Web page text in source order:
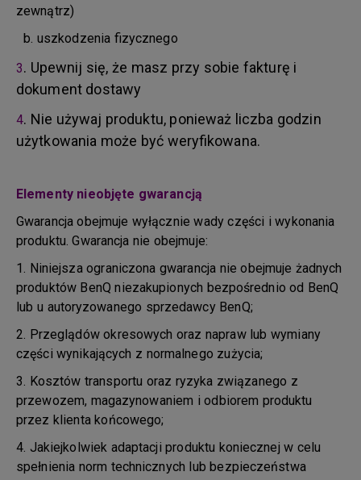
zewnątrz)
b. uszkodzenia fizycznego
3. Upewnij się, że masz przy sobie fakturę i
dokument dostawy
4. Nie używaj produktu, ponieważ liczba godzin
użytkowania może być weryfikowana.
Elementy nieobjęte gwarancją
Gwarancja obejmuje wyłącznie wady części i wykonania
produktu. Gwarancja nie obejmuje:
1. Niniejsza ograniczona gwarancja nie obejmuje żadnych
produktów BenQ niezakupionych bezpośrednio od BenQ
lub u autoryzowanego sprzedawcy BenQ;
2. Przeglądów okresowych oraz napraw lub wymiany
części wynikających z normalnego zużycia;
3. Kosztów transportu oraz ryzyka związanego z
przewozem, magazynowaniem i odbiorem produktu
przez klienta końcowego;
4. Jakiejkolwiek adaptacji produktu koniecznej w celu
spełnienia norm technicznych lub bezpieczeństwa